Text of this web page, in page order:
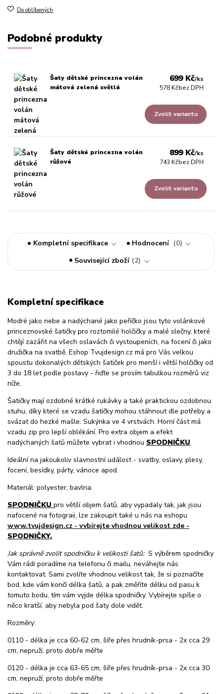
Do oblíbených
Podobné produkty
Šaty dětské princezna volán
mátová zelená světlá
699 Kč/ks
578 Kčbez DPH
Zvolit variantu
Šaty dětské princezna volán
růžové
899 Kč/ks
743 Kčbez DPH
Zvolit variantu
Kompletní specifikace Hodnocení
0
Související zboží 2
Kompletní specifikace
Modré jako nebe a nadýchané jako peříčko jsou tyto volánkové
princeznovské šatičky pro roztomilé holčičky a malé slečny, které
chtějí zazářit na všech oslavách či vystoupeních, na focení či jako
družička na svatbě. Eshop Tvujdesign.cz má pro Vás velkou
spoustu dokonalých dětských šatiček pro menší i větší holčičky od
3 do 18 let podle postavy - řiďte se prosím tabulkou rozměrů viz
níže.
Šatičky mají ozdobné krátké rukávky a také praktickou ozdobnou
stuhu, díky které se vzadu šatičky mohou stáhnout dle potřeby a
svázat do hezké mašle. Sukýnka ve 4 vrstvách. Horní část má
vzadu zip pro lepší oblékání. Pro extra objem a efekt
nadýchaných šatů můžete vybrat i vhodnou SPODNIČKU.
Ideální na jakoukoliv slavnostní událost - svatby, oslavy, plesy,
focení, besídky, párty, vánoce apod.
Materiál: polyester, bavlna.
SPODNIČKU pro větší objem šatů, aby vypadaly tak, jak jsou
nafocené na fotograii, lze zakoupit také u nás na eshopu
www.tvujdesign.cz - vvbírejte vhodnou velikost zde -
SPODNIČKY.
Jak správně zvolit spodničku k velikosti šatů: S výběrem spodničky
Vám rádi poradíme na telefonu či mailu, neváhejte nás
kontaktovat. Sami zvolíte vhodnou velikost tak, že si poznačíte
bod, kde vám končí délka šatů, a pak změříte délku od pasu k
tomuto bodu, tím vám vyjde délka spodničky. Vybírejte spíše o
něco kratší, aby nebyla pod šaty dole vidět.
Rozměry:
0110 - délka je cca 60-62 cm, šíře přes hrudník-prsa - 2x cca 29
cm, nepruží, proto dobře měřte
0120 - délka je cca 63-65 cm, šíře přes hrudník-prsa - 2x cca 30
cm, nepruží, proto dobře měřte